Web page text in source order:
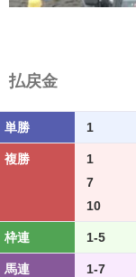
払戻金
単勝 1
複勝 1
7
10
枠連 1-5
馬連 1-7